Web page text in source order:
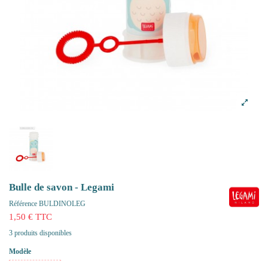
Bulle de savon - Legami
Référence BULDINOLEG
1,50 € TTC
3 produits disponibles
Modèle